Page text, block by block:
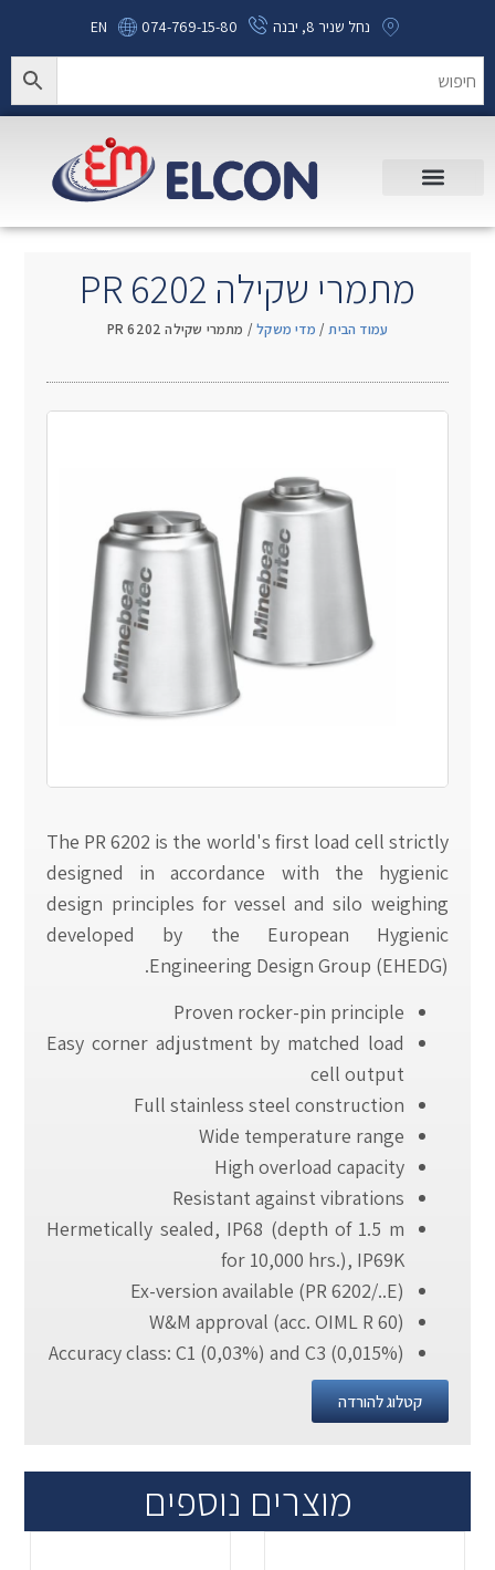
נחל שניר 8, יבנה 074-769-15-80
EN
מתמרי שקילה PR 6202
עמוד הבית/ מדי משקל/ מתמרי שקילה PR 6202
The PR 6202 is the world's first load cell strictly
designed in accordance with the hygienic
design principles for vessel and silo weighing
developed by the European Hygienic
Engineering Design Group (EHEDG).
Proven rocker-pin principle
Easy corner adjustment by matched load
cell output
Full stainless steel construction
Wide temperature range
High overload capacity
Resistant against vibrations
Hermetically sealed, IP68 (depth of 1.5 m
for 10,000 hrs.), IP69K
Ex-version available (PR 6202/..E)
W&M approval (acc. OIML R 60)
Accuracy class: C1 (0,03%) and C3 (0,015%)
קטלוג להורדה
מוצרים נוספים